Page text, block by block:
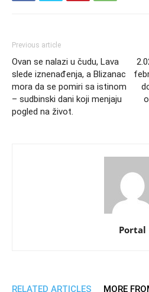
Previous article
Ovan se nalazi u čudu, Lava
slede iznenađenja, a Blizanac
mora da se pomiri sa istinom
– sudbinski dani koji menjaju
pogled na život.
Portal
RELATED ARTICLES MORE